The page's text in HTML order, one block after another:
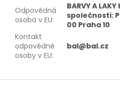
Odpovědná
osoba v EU:
BARVY A
společnosti:
00 Praha 10
Kontakt
odpovědné
osoby v EU:
bal@bal.cz
Z